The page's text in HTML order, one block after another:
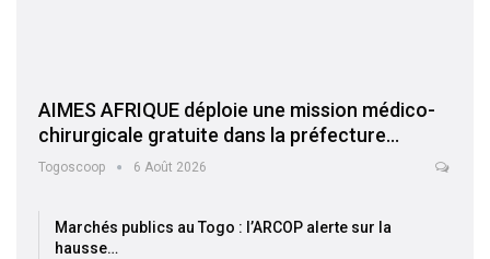
AIMES AFRIQUE déploie une mission médico-
chirurgicale gratuite dans la préfecture…
Togoscoop 6 Août 2026
Marchés publics au Togo : l’ARCOP alerte sur la
hausse…